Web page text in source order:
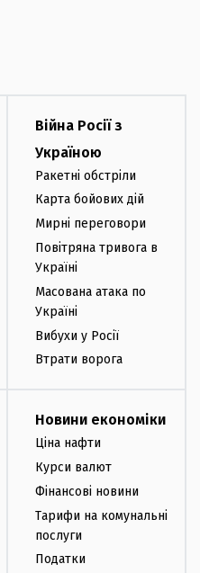
Війна Росії з
Україною
Ракетні обстріли
Карта бойових дій
Мирні переговори
Повітряна тривога в
Україні
Масована атака по
Україні
Вибухи у Росії
Втрати ворога
Новини економіки
Ціна нафти
Курси валют
Фінансові новини
Тарифи на комунальні
послуги
Податки